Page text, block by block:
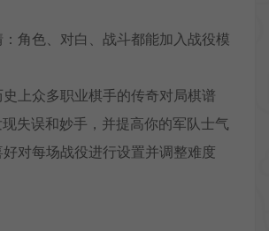
角色、对白、战斗都能加入战役模
上众多职业棋手的传奇对局棋谱
失误和妙手，并提高你的军队士气
对每场战役进行设置并调整难度